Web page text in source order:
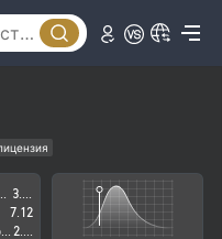
подозрителен
риски
7.12